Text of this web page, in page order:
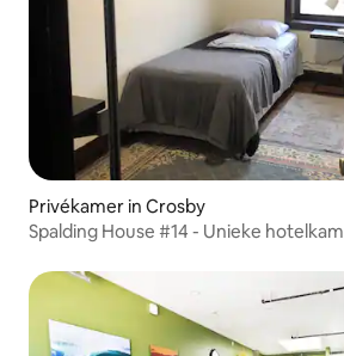
Privékamer in Crosby
Spalding House #14 - Unieke